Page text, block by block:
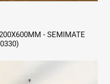
- SEMIMATE